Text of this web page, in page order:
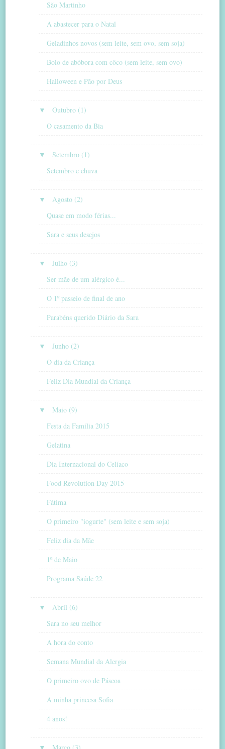
São Martinho
A abastecer para o Natal
Geladinhos novos (sem leite, sem ovo, sem soja)
Bolo de abóbora com côco (sem leite, sem ovo)
Halloween e Pão por Deus
▼
Outubro (1)
O casamento da Bia
▼
Setembro (1)
Setembro e chuva
▼
Agosto (2)
Quase em modo férias...
Sara e seus desejos
▼
Julho (3)
Ser mãe de um alérgico é...
O 1º passeio de final de ano
Parabéns querido Diário da Sara
▼
Junho (2)
O dia da Criança
Feliz Dia Mundial da Criança
▼
Maio (9)
Festa da Família 2015
Gelatina
Dia Internacional do Celíaco
Food Revolution Day 2015
Fátima
O primeiro "iogurte" (sem leite e sem soja)
Feliz dia da Mãe
1º de Maio
Programa Saúde 22
▼
Abril (6)
Sara no seu melhor
A hora do conto
Semana Mundial da Alergia
O primeiro ovo de Páscoa
A minha princesa Sofia
4 anos!